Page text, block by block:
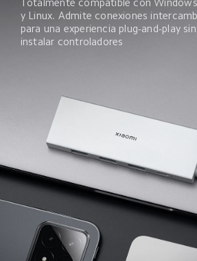
Totalmente compatible con
y Linux. Admite conexiones
para una experiencia plug-and-play
instalar controladores